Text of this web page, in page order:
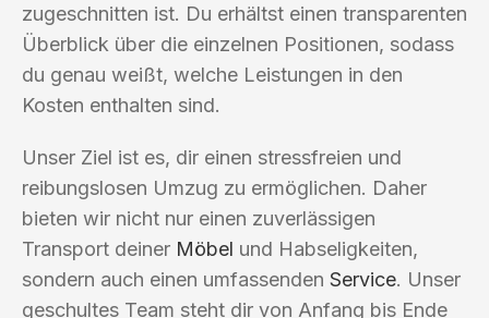
zugeschnitten ist. Du erhältst einen transparenten
Überblick über die einzelnen Positionen, sodass
du genau weißt, welche Leistungen in den
Kosten enthalten sind.
Unser Ziel ist es, dir einen stressfreien und
reibungslosen Umzug zu ermöglichen. Daher
bieten wir nicht nur einen zuverlässigen
Transport deiner Möbel und Habseligkeiten,
sondern auch einen umfassenden Service. Unser
geschultes Team steht dir von Anfang bis Ende